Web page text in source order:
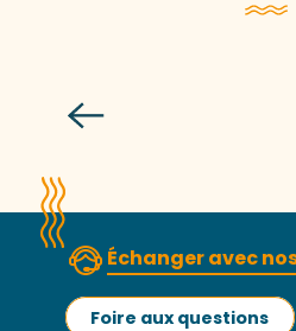
Échanger avec
Foire aux questions